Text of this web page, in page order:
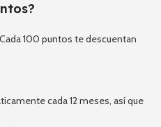
100 puntos te descuentan
cada 12 meses, así que